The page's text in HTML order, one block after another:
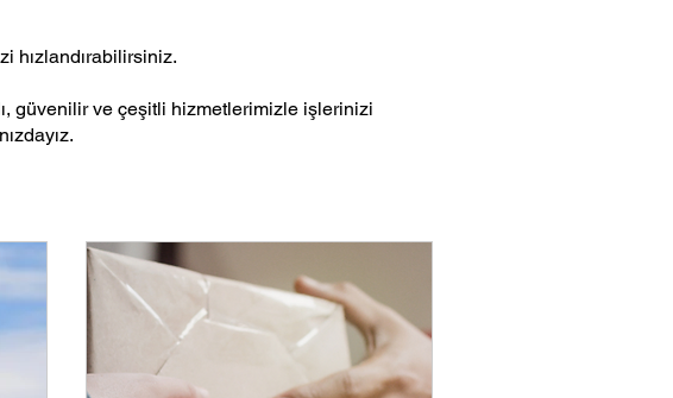
hızlandırabilirsiniz.
güvenilir ve çeşitli hizmetlerimizle işlerinizi